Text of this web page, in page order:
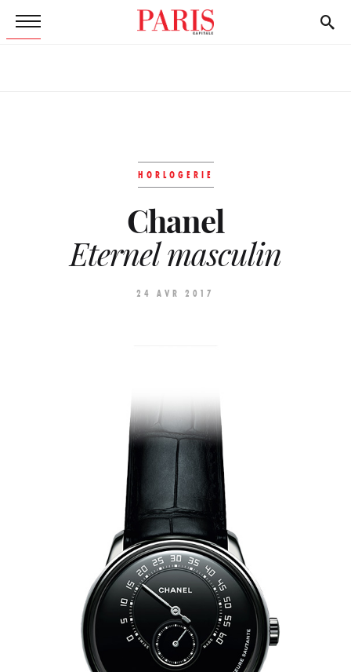
HORLOGERIE
Chanel
Eternel masculin
24 AVR 2017